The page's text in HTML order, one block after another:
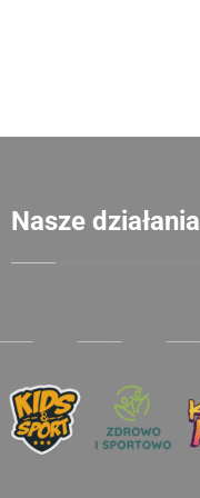
Nasze działania